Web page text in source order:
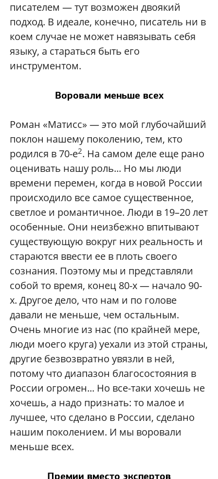
писателем — тут возможен двоякий
подход. В идеале, конечно, писатель ни в
коем случае не может навязывать себя
языку, а стараться быть его
инструментом.
Воровали меньше всех
Роман «Матисс» — это мой глубочайший
поклон нашему поколению, тем, кто
родился в 70-е2. На самом деле еще рано
оценивать нашу роль... Но мы люди
времени перемен, когда в новой России
происходило все самое существенное,
светлое и романтичное. Люди в 19–20 лет
особенные. Они неизбежно впитывают
существующую вокруг них реальность и
стараются ввести ее в плоть своего
сознания. Поэтому мы и представляли
собой то время, конец 80-х — начало 90-
х. Другое дело, что нам и по голове
давали не меньше, чем остальным.
Очень многие из нас (по крайней мере,
люди моего круга) уехали из этой страны,
другие безвозвратно увязли в ней,
потому что диапазон благосостояния в
России огромен... Но все-таки хочешь не
хочешь, а надо признать: то малое и
лучшее, что сделано в России, сделано
нашим поколением. И мы воровали
меньше всех.
Премии вместо экспертов